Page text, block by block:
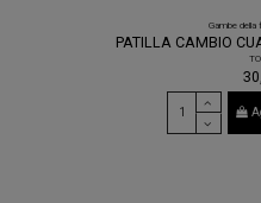
Gambe della
PATILLA CAMBIO